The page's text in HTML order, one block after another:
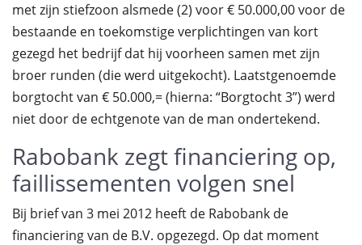
met zijn stiefzoon alsmede (2) voor € 50.000,00 voor de
bestaande en toekomstige verplichtingen van kort
gezegd het bedrijf dat hij voorheen samen met zijn
broer runden (die werd uitgekocht). Laatstgenoemde
borgtocht van € 50.000,= (hierna: “Borgtocht 3”) werd
niet door de echtgenote van de man ondertekend.
Rabobank zegt financiering op,
faillissementen volgen snel
Bij brief van 3 mei 2012 heeft de Rabobank de
financiering van de B.V. opgezegd. Op dat moment